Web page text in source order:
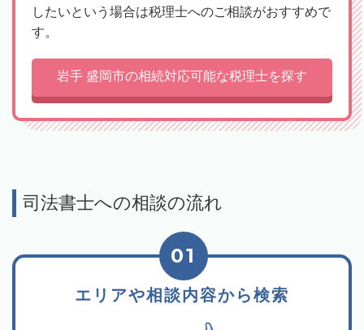
したいという場合は税理士へのご相談がおすすめで
す。
岩手 盛岡市の相続対応可能な税理士を探す
司法書士への相談の流れ
エリアや相談内容から検索
01